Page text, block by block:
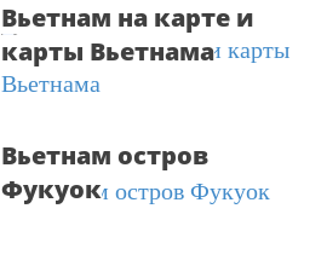
Вьетнам на карте и
карты Вьетнама
Вьетнам остров
Фукуок